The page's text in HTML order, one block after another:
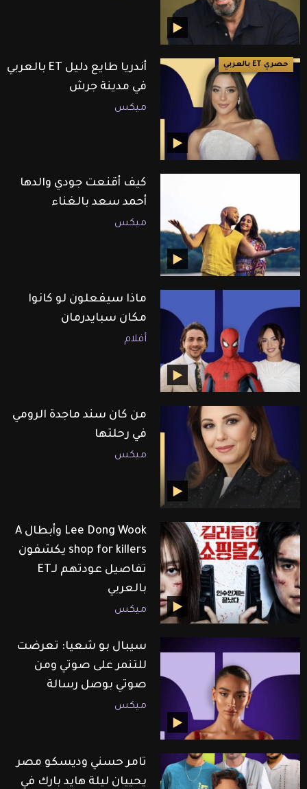
حصري ET بالعربي
أندريا طايع دليل ET بالعربي
في مدينة جرش
ميكس
كيف أقنعت جودي والدها
أحمد سعد بالغناء
ميكس
ماذا سيفعلون لو كانوا
مكان سبايدرمان
أفلام
من كان سند ماجدة الرومي
في رحلتها
ميكس
Lee Dong Wook وأبطال A
shop for killers يكشفون
تفاصيل عودتهم لـET
بالعربي
ميكس
سيبال بو شعيا: تعرضت
للتنمر على صوتي ومن
صوتي بوصل رسالة
ميكس
تامر حسني وديسكو مصر
يحييان ليلة هايد بارك في